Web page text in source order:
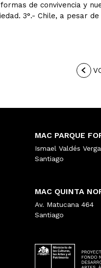
de convivencia y
3°.- Chile, a pesar de
MAC PARQUE
Ismael Valdés
Santiago
MAC QUINTA
Av. Matucana 464
Santiago